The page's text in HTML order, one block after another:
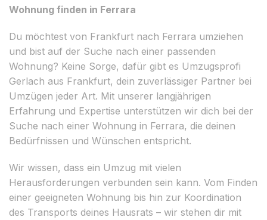
Wohnung finden in Ferrara
Du möchtest von Frankfurt nach Ferrara umziehen
und bist auf der Suche nach einer passenden
Wohnung? Keine Sorge, dafür gibt es Umzugsprofi
Gerlach aus Frankfurt, dein zuverlässiger Partner bei
Umzügen jeder Art. Mit unserer langjährigen
Erfahrung und Expertise unterstützen wir dich bei der
Suche nach einer Wohnung in Ferrara, die deinen
Bedürfnissen und Wünschen entspricht.
Wir wissen, dass ein Umzug mit vielen
Herausforderungen verbunden sein kann. Vom Finden
einer geeigneten Wohnung bis hin zur Koordination
des Transports deines Hausrats – wir stehen dir mit